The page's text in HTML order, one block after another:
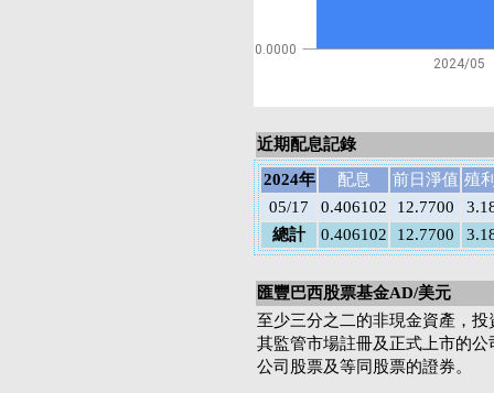
2024/05
0.0000
近期配息記錄
2024年
配息 前日淨值 殖
05/17
0.406102 12.7700
總計
0.406102 12.7700
匯豐巴西股票基金AD/美元
至少三分之二的非現金資產，
其監管市場註冊及正式上市的
公司股票及等同股票的證券。